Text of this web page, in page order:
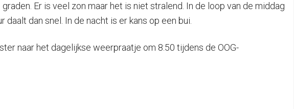
Er is veel zon maar het is niet stralend. In de loop van de middag
dan snel. In de nacht is er kans op een bui.
naar het dagelijkse weerpraatje om 8:50 tijdens de OOG-